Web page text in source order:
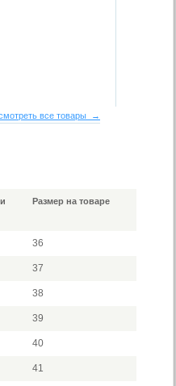
все товары →
Размер на товаре
36
37
38
39
40
41